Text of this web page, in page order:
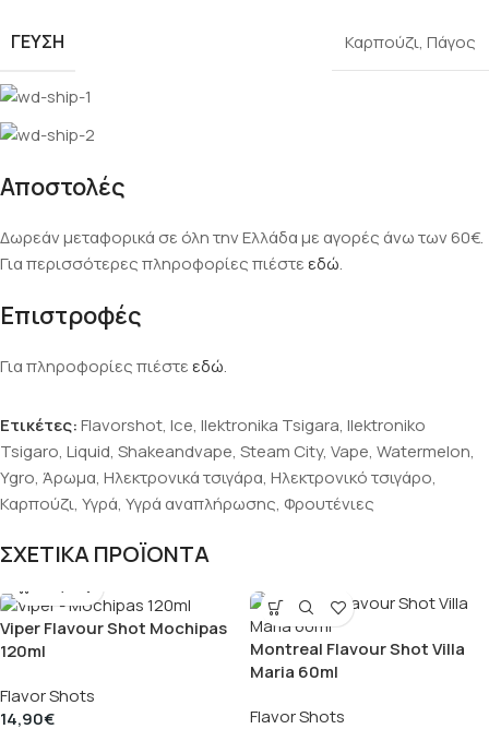
ΓΕΎΣΗ Καρπούζι, Πάγος
Αποστολές
Δωρεάν μεταφορικά σε όλη την Ελλάδα με αγορές άνω των 60€.
Για περισσότερες πληροφορίες πιέστεεδώ.
Επιστροφές
Για πληροφορίες πιέστεεδώ.
Ετικέτες:Flavorshot, Ice, Ilektronika Tsigara, Ilektroniko
Tsigaro, Liquid, Shakeandvape, Steam City, Vape, Watermelon,
Ygro, Άρωμα, Ηλεκτρονικά τσιγάρα, Ηλεκτρονικό τσιγάρο,
Καρπούζι, Υγρά, Υγρά αναπλήρωσης, Φρουτένιες
ΣΧΕΤΙΚΑ ΠΡΟΪΟΝΤΑ
Viper Flavour Shot Mochipas
120ml
Flavor Shots
14,90€
Montreal Flavour Shot Villa
Maria 60ml
Flavor Shots